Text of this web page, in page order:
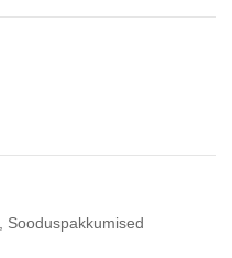
Sooduspakkumised